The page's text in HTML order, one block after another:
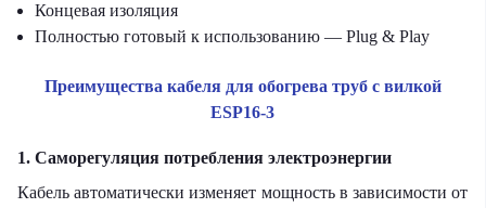
Концевая изоляция
Полностью готовый к использованию — Plug & Play
Преимущества кабеля для обогрева труб с вилкой
ESP16-3
1. Саморегуляция потребления электроэнергии
Кабель автоматически изменяет мощность в зависимости от